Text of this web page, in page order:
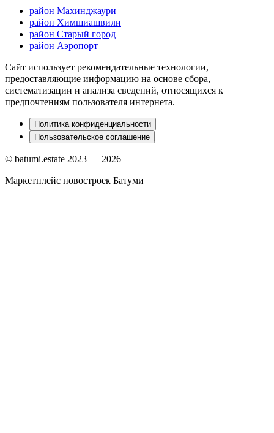
район Махинджаури
район Химшиашвили
район Старый город
район Аэропорт
Сайт использует рекомендательные технологии,
предоставляющие информацию на основе сбора,
систематизации и анализа сведений, относящихся к
предпочтениям пользователя интернета.
Политика конфиденциальности
Пользовательское соглашение
© batumi.estate 2023 — 2026
Маркетплейс новостроек Батуми